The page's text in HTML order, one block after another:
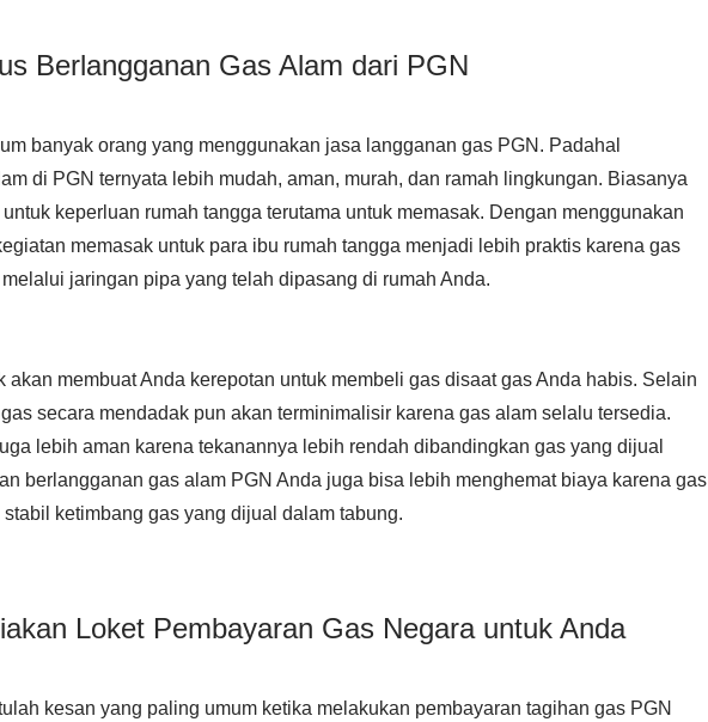
Berlangganan Gas Alam dari PGN
banyak orang yang menggunakan jasa langganan gas PGN. Padahal
di PGN ternyata lebih mudah, aman, murah, dan ramah lingkungan. Biasanya
keperluan rumah tangga terutama untuk memasak. Dengan menggunakan
memasak untuk para ibu rumah tangga menjadi lebih praktis karena gas
jaringan pipa yang telah dipasang di rumah Anda.
akan membuat Anda kerepotan untuk membeli gas disaat gas Anda habis. Selain
secara mendadak pun akan terminimalisir karena gas alam selalu tersedia.
lebih aman karena tekanannya lebih rendah dibandingkan gas yang dijual
berlangganan gas alam PGN Anda juga bisa lebih menghemat biaya karena gas
ketimbang gas yang dijual dalam tabung.
Loket Pembayaran Gas Negara untuk Anda
kesan yang paling umum ketika melakukan pembayaran tagihan gas PGN